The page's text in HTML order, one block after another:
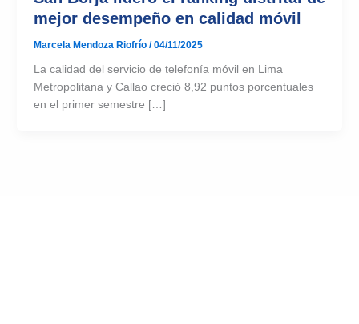
mejor desempeño en calidad móvil
Marcela Mendoza Riofrío /04/11/2025
La calidad del servicio de telefonía móvil en Lima
Metropolitana y Callao creció 8,92 puntos porcentuales
en el primer semestre […]